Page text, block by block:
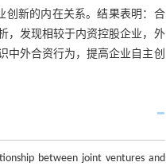
创新的内在关系。结果表明：合
，发现相较于内资控股企业，外
中外合资行为，提高企业自主创
between joint ventures and